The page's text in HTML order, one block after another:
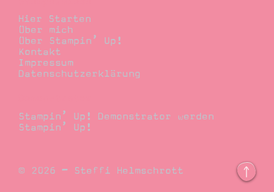
Hier Starten
Über mich
Über Stampin’ Up!
Kontakt
Impressum
Datenschutzerklärung
Stampin’ Up! Demonstrator werden
Stampin’ Up!
© 2026 – Steffi Helmschrott